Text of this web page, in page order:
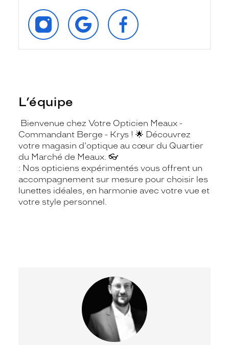
SUIVEZ‑NOUS
SUR
INSTAGRAM
RETROUVEZ‑NOUS
SUR
GOOGLE
SUIVEZ‑NOUS
SUR
FACEBOOK
L’équipe
Bienvenue chez Votre Opticien Meaux -
Commandant Berge - Krys ! 🌟 Découvrez
votre magasin d'optique au cœur du Quartier
du Marché de Meaux. 👓
: Nos opticiens expérimentés vous offrent un
accompagnement sur mesure pour choisir les
lunettes idéales, en harmonie avec votre vue et
votre style personnel.